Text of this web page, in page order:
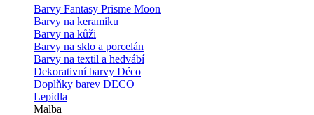
Barvy Fantasy Prisme Moon
Barvy na keramiku
Barvy na kůži
Barvy na sklo a porcelán
Barvy na textil a hedvábí
Dekorativní barvy Déco
Doplňky barev DECO
Lepidla
Malba